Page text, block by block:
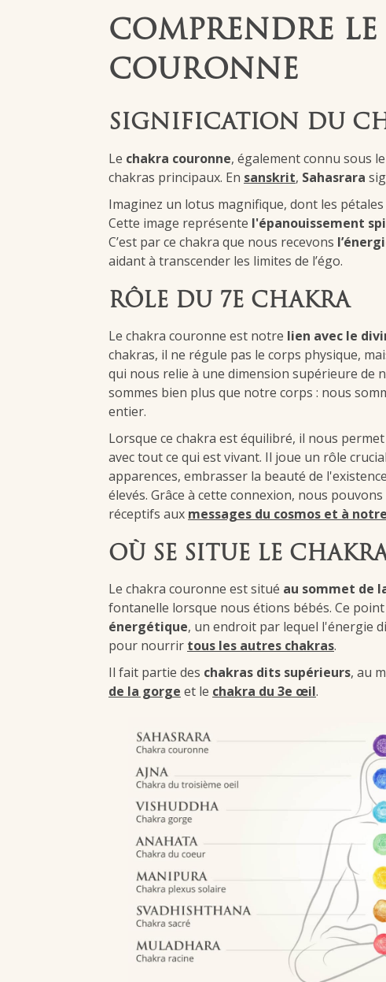
COMPRENDRE
COURONNE
SIGNIFICATION DU
Le chakra couronne, également connu sous
chakras principaux. En sanskrit, Sahasrara
Imaginez un lotus magnifique, dont les
Cette image représente l'épanouissement
C’est par ce chakra que nous recevons
aidant à transcender les limites de l’égo.
RÔLE DU 7E CHAKRA
Le chakra couronne est notre lien avec le
chakras, il ne régule pas le corps physique,
qui nous relie à une dimension supérieure de
sommes bien plus que notre corps : nous
entier.
Lorsque ce chakra est équilibré, il nous
avec tout ce qui est vivant. Il joue un rôle
apparences, embrasser la beauté de
élevés. Grâce à cette connexion, nous
réceptifs aux messages du cosmos et à
OÙ SE SITUE LE
Le chakra couronne est situé au sommet de
fontanelle lorsque nous étions bébés. Ce
énergétique, un endroit par lequel l'énergie
pour nourrir tous les autres chakras.
Il fait partie des chakras dits supérieurs, au
de la gorge et le chakra du 3e œil.